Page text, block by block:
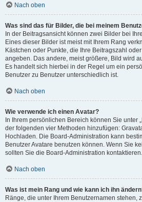
Nach oben
Was sind das für Bilder, die bei meinem
In der Beitragsansicht können zwei Bilder bei
Eines dieser Bilder ist meist mit Ihrem Rang
Kästchen oder Punkte, die Ihre Beitragszahl
angeben. Das andere, meist größere, Bild wird
Es handelt sich hierbei in der Regel um ein
Benutzer zu Benutzer unterschiedlich ist.
Nach oben
Wie verwende ich einen Avatar?
In Ihrem persönlichen Bereich können Sie unter
der folgenden vier Methoden hinzufügen:
Hochladen. Die Board-Administration kann
Benutzer Avatare benutzen können. Wenn Sie
sollten Sie die Board-Administration kontaktieren.
Nach oben
Was ist mein Rang und wie kann ich ihn
Ränge, die unter Ihrem Benutzernamen stehen,